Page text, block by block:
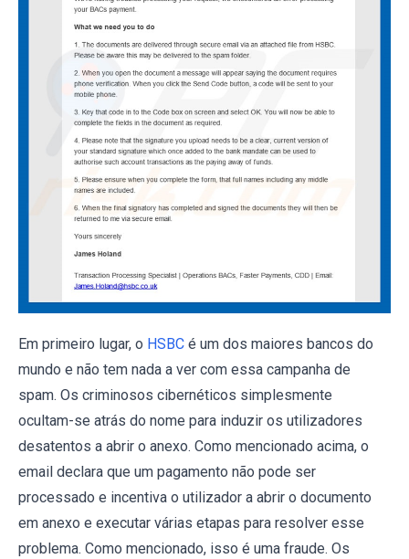
Em primeiro lugar, o HSBC é um dos maiores bancos do
mundo e não tem nada a ver com essa campanha de
spam. Os criminosos cibernéticos simplesmente
ocultam-se atrás do nome para induzir os utilizadores
desatentos a abrir o anexo. Como mencionado acima, o
email declara que um pagamento não pode ser
processado e incentiva o utilizador a abrir o documento
em anexo e executar várias etapas para resolver esse
problema. Como mencionado, isso é uma fraude. Os